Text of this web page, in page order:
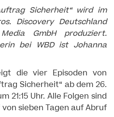
Sicherheit“ wird im
Discovery Deutschland
GmbH produziert.
bei WBD ist Johanna
die vier Episoden von
Sicherheit“ ab dem 26.
21:15 Uhr. Alle Folgen sind
sieben Tagen auf Abruf